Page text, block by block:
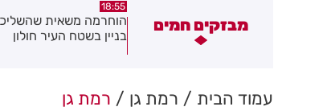
מבזקים חמים
הוחרמה משאית שהשליכה פסולת
בניין בשטח העיר חולון
18:48
ברכבו
עמוד הבית רמת גן רמת גן